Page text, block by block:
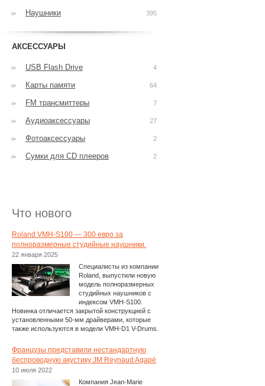
Наушники 395
АКСЕССУАРЫ
USB Flash Drive 4
Карты памяти 64
FM трансмиттеры 7
Аудиоаксессуары 27
Фотоаксессуары 2
Сумки для CD плееров 2
Что нового
Roland VMH-S100 — 300 евро за
полноразмерные студийные наушники.
22 января 2025
Специалисты из компании
Roland, выпустили новую
модель полноразмерных
студийных наушников с
индексом VMH-S100.
Новинка отличается закрытой конструкцией с
установленными 50-мм драйверами, которые
также используются в модели VMH-D1 V-Drums.
Французы представили нестандартную
беспроводную акустику JM Reynaud Agapé
10 июля 2022
Компания Jean-Marie